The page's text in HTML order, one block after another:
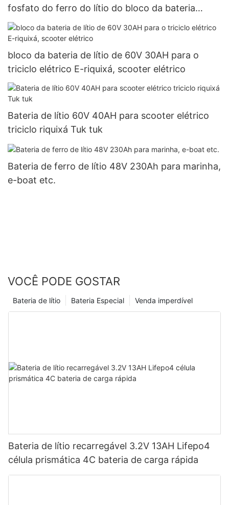
fosfato do ferro do lítio do bloco da bateria
Lifepo4
bloco da bateria de lítio de 60V 30AH para o
triciclo elétrico E-riquixá, scooter elétrico
Bateria de lítio 60V 40AH para scooter elétrico
triciclo riquixá Tuk tuk
Bateria de ferro de lítio 48V 230Ah para marinha,
e-boat etc.
VOCÊ PODE GOSTAR
Venda imperdível
Bateria Especial
Bateria de lítio
Bateria de lítio recarregável 3.2V 13AH Lifepo4
célula prismática 4C bateria de carga rápida